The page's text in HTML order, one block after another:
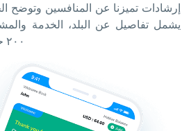
إرشادات تميزنا عن المنافسين وتوضح
يشمل تفاصيل عن البلد، الخدمة
٢٠٠ حرف وأقصى ٣٥٠ حرف)